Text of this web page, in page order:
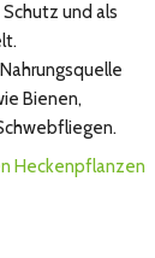
und als
Bienen,
Heckenpflanzen